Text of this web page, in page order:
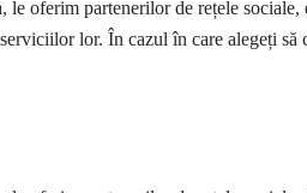
oferim partenerilor de rețele sociale,
lor. În cazul în care alegeți să